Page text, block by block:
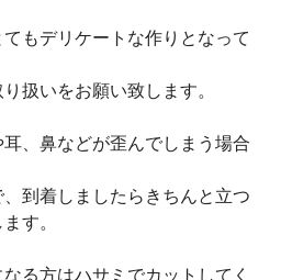
もデリケートな作りとなって
扱いをお願い致します。
、鼻などが歪んでしまう場合
到着しましたらきちんと立つ
す。
る方はハサミでカットしてく